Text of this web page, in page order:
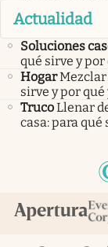
Actualidad
Soluciones
qué sirve y
HogarMezclar
sirve y por
TrucoLlenar
casa: para